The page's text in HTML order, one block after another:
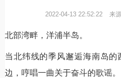
2022-04-13 22:52:22 来
北部湾畔，洋浦半岛。
当北纬线的季风邂逅海南岛
边，哼唱一曲关于奋斗的歌谣。